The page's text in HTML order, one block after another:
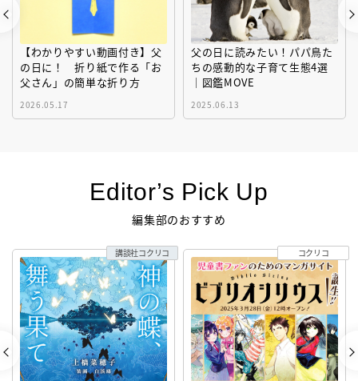
【わかりやすい動画付き】父
の日に！ 折り紙で作る「お
父さん」の簡単な折り方
2026.05.17
父の日に読みたい！パパ鳥た
ちの感動的な子育て生態4選
｜図鑑MOVE
2025.06.13
Editor’s Pick Up
編集部のおすすめ
講談社コクリコ コクリコ